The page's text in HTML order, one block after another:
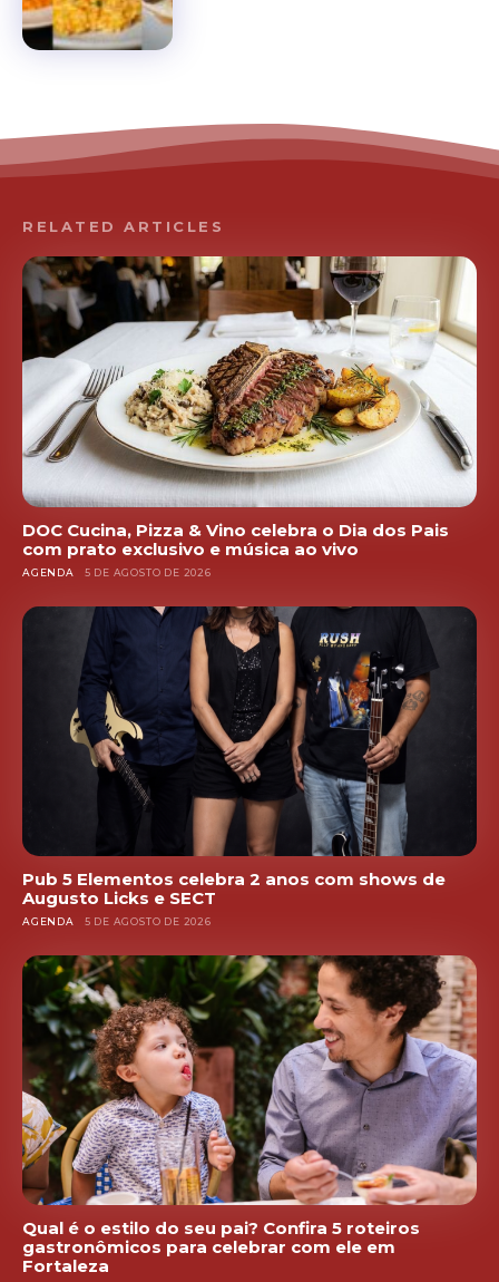
RELATED ARTICLES
DOC Cucina, Pizza & Vino celebra o Dia dos Pais
com prato exclusivo e música ao vivo
AGENDA 5 DE AGOSTO DE 2026
Pub 5 Elementos celebra 2 anos com shows de
Augusto Licks e SECT
AGENDA 5 DE AGOSTO DE 2026
Qual é o estilo do seu pai? Confira 5 roteiros
gastronômicos para celebrar com ele em
Fortaleza